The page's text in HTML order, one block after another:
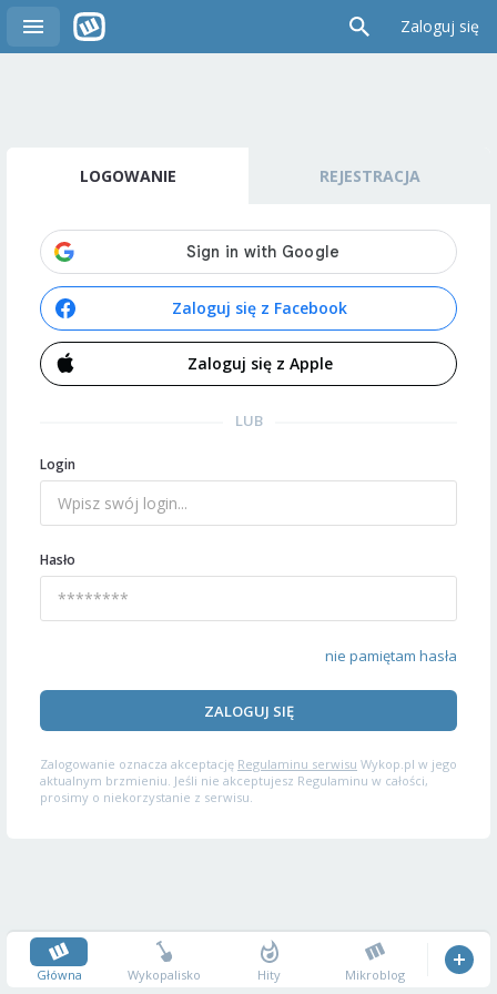
Zaloguj się
LOGOWANIE REJESTRACJA
Zaloguj się z Facebook
Zaloguj się z Apple
LUB
Login
Hasło
nie pamiętam hasła
ZALOGUJ SIĘ
Zalogowanie oznacza akceptację Regulaminu serwisu Wykop.pl w jego
aktualnym brzmieniu. Jeśli nie akceptujesz Regulaminu w całości,
prosimy o niekorzystanie z serwisu.
Główna Wykopalisko Hity Mikroblog